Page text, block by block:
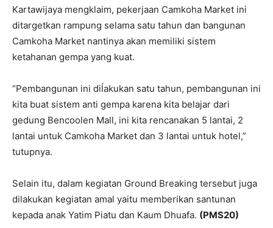
Kartawijaya mengklaim, pekerjaan Camkoha Market ini
ditargetkan rampung selama satu tahun dan bangunan
Camkoha Market nantinya akan memiliki sistem
ketahanan gempa yang kuat.
“Pembangunan ini diĺakukan satu tahun, pembangunan ini
kita buat sistem anti gempa karena kita belajar dari
gedung Bencoolen Mall, ini kita rencanakan 5 lantai, 2
lantai untuk Camkoha Market dan 3 lantai untuk hotel,”
tutupnya.
Selain itu, dalam kegiatan Ground Breaking tersebut juga
dilakukan kegiatan amal yaitu memberikan santunan
kepada anak Yatim Piatu dan Kaum Dhuafa. (PMS20)